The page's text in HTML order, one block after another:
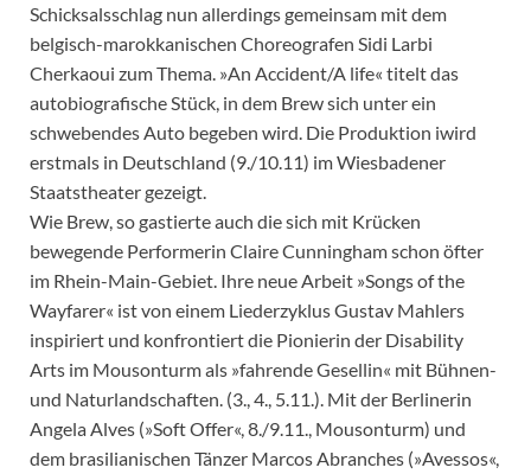
Schicksalsschlag nun allerdings gemeinsam mit dem
belgisch-marokkanischen Choreografen Sidi Larbi
Cherkaoui zum Thema. »An Accident/A life« titelt das
autobiografische Stück, in dem Brew sich unter ein
schwebendes Auto begeben wird. Die Produktion iwird
erstmals in Deutschland (9./10.11) im Wiesbadener
Staatstheater gezeigt.
Wie Brew, so gastierte auch die sich mit Krücken
bewegende Performerin Claire Cunningham schon öfter
im Rhein-Main-Gebiet. Ihre neue Arbeit »Songs of the
Wayfarer« ist von einem Liederzyklus Gustav Mahlers
inspiriert und konfrontiert die Pionierin der Disability
Arts im Mousonturm als »fahrende Gesellin« mit Bühnen-
und Naturlandschaften. (3., 4., 5.11.). Mit der Berlinerin
Angela Alves (»Soft Offer«, 8./9.11., Mousonturm) und
dem brasilianischen Tänzer Marcos Abranches (»Avessos«,